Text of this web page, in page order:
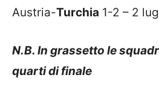
Austria-Turchia 1-2 – 2
N.B. In grassetto le
quarti di finale